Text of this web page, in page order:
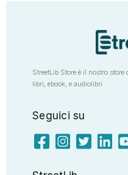
StreetLib Store è il nostro
libri, ebook, e audiolibri
Seguici su